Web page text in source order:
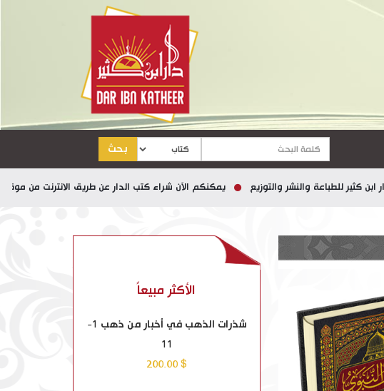
بحث
والنشر والتوزيع يمكنكم الآن شراء كتب الدار عن طريق الانترنت من موقع نيل
الأكثر مبيعاً
شذرات الذهب في أخبار من ذهب 1-
11
$ 200.00
معاني النحو 1-4
$ 70.00